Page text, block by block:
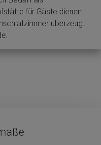
für Gäste dienen
überzeugt